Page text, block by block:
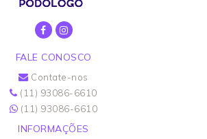
FALE CONOSCO
Contate-nos
(11) 93086-6610
(11) 93086-6610
INFORMAÇÕES